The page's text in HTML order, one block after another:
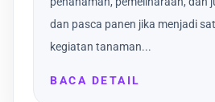
dan pasca panen jika menjadi
kegiatan tanaman...
BACA DETAIL